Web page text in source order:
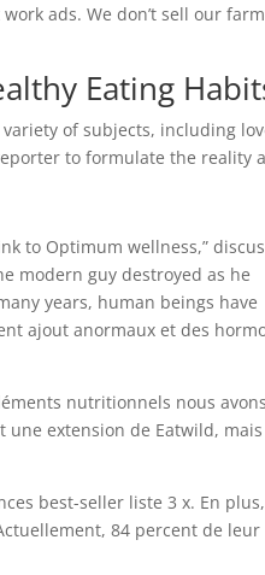
ads. We don’t sell our
Eating
of subjects, including
to formulate the reality
to Optimum wellness,”
modern guy destroyed as he
years, human beings have
ajout anormaux et des
nutritionnels nous
une extension de Eatwild,
best-seller liste 3 x. En
84 percent de leur